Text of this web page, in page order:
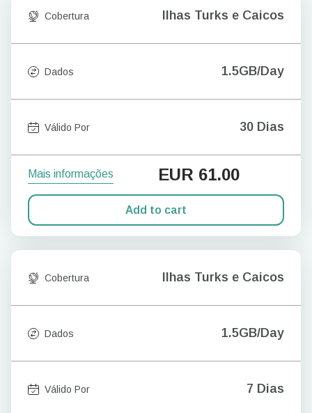
Cobertura Ilhas Turks e Caicos
Dados 1.5GB/Day
Válido Por 30 Dias
Mais informações EUR 61.00
Add to cart
Cobertura Ilhas Turks e Caicos
Dados 1.5GB/Day
Válido Por 7 Dias